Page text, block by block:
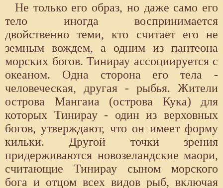
Не только его образ, но даже само его
тело иногда воспринимается
двойственно теми, кто считает его не
земным вождем, а одним из пантеона
морских богов. Тинирау ассоциируется с
океаном. Одна сторона его тела -
человеческая, другая - рыбья. Жители
острова Мангаиа (острова Кука) для
которых Тинирау - один из верховных
богов, утверждают, что он имеет форму
кильки. Другой точки зрения
придерживаются новозеландские маори,
считающие Тинирау сыном морского
бога и отцом всех видов рыб, включая